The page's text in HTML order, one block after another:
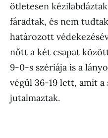
ötletesen
fáradtak, és nem
határozott
nőtt a két csapat
9-0-s szériája is a
végül 36-19 lett, amit a
jutalmaztak.